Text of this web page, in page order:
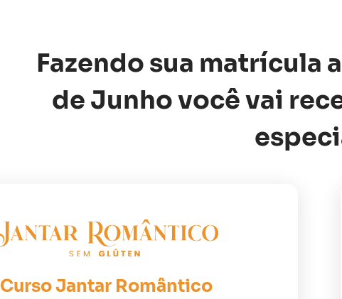
Fazendo sua matrícula
de Junho você vai
Curso Jantar Romântico